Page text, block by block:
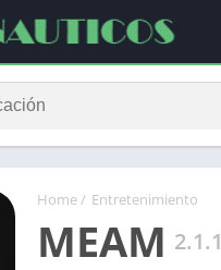
Home/ Entretenimiento
MEAM 2.1.1